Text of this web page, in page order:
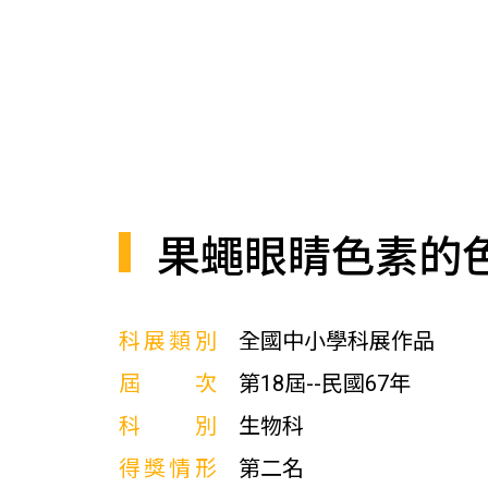
果蠅眼睛色素的
科展類別
全國中小學科展作品
屆次
第18屆--民國67年
科別
生物科
得獎情形
第二名